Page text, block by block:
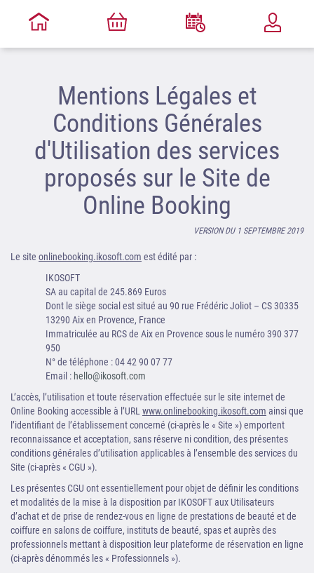
Mentions Légales et
Conditions Générales
d'Utilisation des services
proposés sur le Site de
Online Booking
VERSION DU 1 SEPTEMBRE 2019
Le site onlinebooking.ikosoft.com est édité par :
IKOSOFT
SA au capital de 245.869 Euros
Dont le siège social est situé au 90 rue Frédéric Joliot – CS 30335
13290 Aix en Provence, France
Immatriculée au RCS de Aix en Provence sous le numéro 390 377
950
N° de téléphone : 04 42 90 07 77
Email : hello@ikosoft.com
L’accès, l’utilisation et toute réservation effectuée sur le site internet de
Online Booking accessible à l’URL www.onlinebooking.ikosoft.com ainsi que
l’identifiant de l’établissement concerné (ci-après le « Site ») emportent
reconnaissance et acceptation, sans réserve ni condition, des présentes
conditions générales d’utilisation applicables à l’ensemble des services du
Site (ci-après « CGU »).
Les présentes CGU ont essentiellement pour objet de définir les conditions
et modalités de la mise à la disposition par IKOSOFT aux Utilisateurs
d’achat et de prise de rendez-vous en ligne de prestations de beauté et de
coiffure en salons de coiffure, instituts de beauté, spas et auprès des
professionnels mettant à disposition leur plateforme de réservation en ligne
(ci-après dénommés les « Professionnels »).